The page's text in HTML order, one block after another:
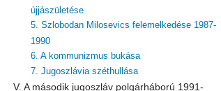
újjászületése
5. Szlobodan Milosevics felemelkedése 1987-
1990
6. A kommunizmus bukása
7. Jugoszlávia széthullása
V. A második jugoszláv polgárháború 1991-